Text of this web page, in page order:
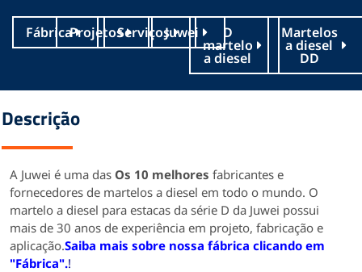
FábricaProjetosServiçosJuwei D
martelo
a diesel
Martelos
a diesel
DD
Descrição
A Juwei é uma das Os 10 melhores fabricantes e
fornecedores de martelos a diesel em todo o mundo. O
martelo a diesel para estacas da série D da Juwei possui
mais de 30 anos de experiência em projeto, fabricação e
aplicação.Saiba mais sobre nossa fábrica clicando em
"Fábrica".!